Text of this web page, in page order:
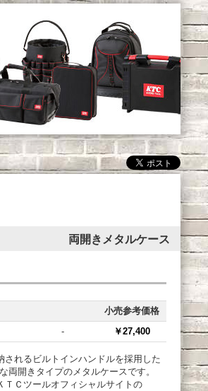
両開きメタルケース
小売参考価格
- ￥27,400
されるビルトインハンドルを採用した
両開きタイプのメタルケースです。
ＴＣツールオフィシャルサイトの